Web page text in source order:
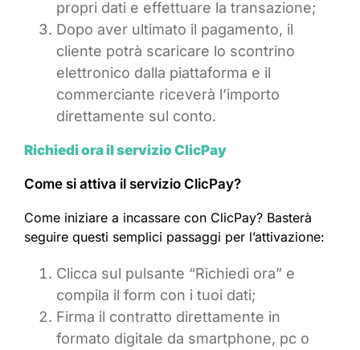
propri dati e effettuare la transazione;
Dopo aver ultimato il pagamento, il
cliente potrà scaricare lo scontrino
elettronico dalla piattaforma e il
commerciante riceverà l’importo
direttamente sul conto.
Richiedi ora il servizio ClicPay
Come si attiva il servizio ClicPay?
Come iniziare a incassare con ClicPay? Basterà
seguire questi semplici passaggi per l’attivazione:
Clicca sul pulsante “Richiedi ora” e
compila il form con i tuoi dati;
Firma il contratto direttamente in
formato digitale da smartphone, pc o